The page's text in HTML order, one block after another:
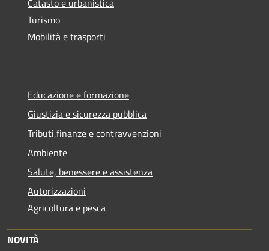
Turismo
Mobilità e trasporti
Educazione e formazione
Giustizia e sicurezza pubblica
Tributi,finanze e contravvenzioni
Ambiente
Salute, benessere e assistenza
Autorizzazioni
Agricoltura e pesca
NOVITÀ